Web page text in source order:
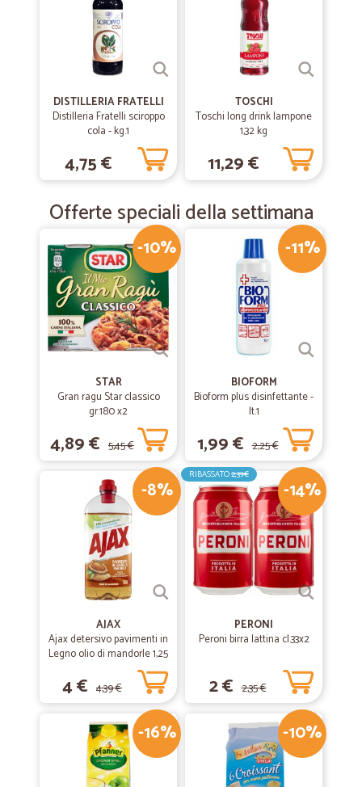
Consigliatissimo
Consigliatissimo
—Marco M.
Consegna effettuata in meno di 24 ore…
Consegna effettuata in meno di 24 ore dall'ordine.
Affidabili e onesti
Affidabili e onesti
DISTILLERIA FRATELLI
Distilleria Fratelli sciroppo
cola - kg.1
4,75 €
TOSCHI
Toschi long drink lampone
1,32 kg
11,29 €
Offerte speciali della settimana
-10%
STAR
Gran ragu Star classico
gr.180 x2
4,89 € 5,45 €
-11%
BIOFORM
Bioform plus disinfettante -
lt.1
1,99 € 2,25 €
-8%
AJAX
Ajax detersivo pavimenti in
Legno olio di mandorle 1,25
4 € 4,39 €
-14%
RIBASSATO2,39€
PERONI
Peroni birra lattina cl.33x2
2 € 2,35 €
-16% -10%